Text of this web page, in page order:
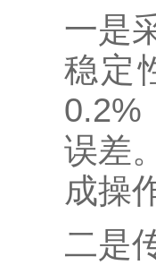
一是
稳定
0.2%
误差
成操
二是